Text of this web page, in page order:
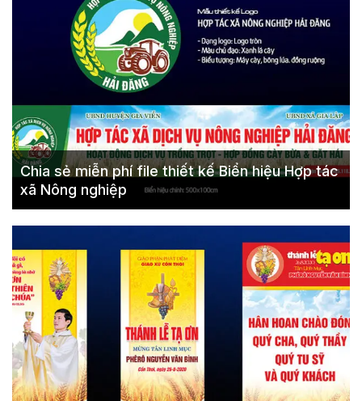
Chia sẻ miễn phí file thiết kế Biển hiệu Hợp tác
xã Nông nghiệp